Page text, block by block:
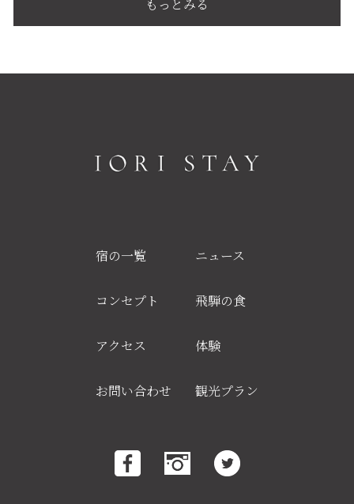
もっとみる
宿の一覧
コンセプト
アクセス
お問い合わせ
ニュース
飛騨の食
体験
観光プラン